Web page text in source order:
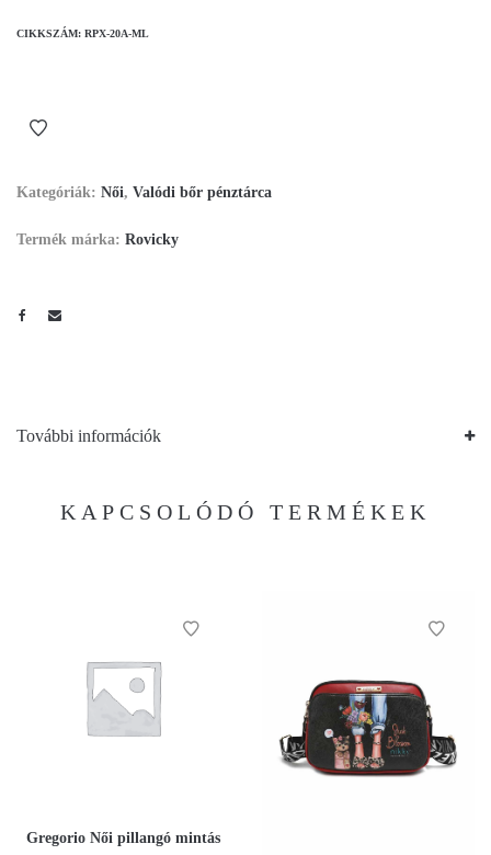
CIKKSZÁM: RPX-20A-ML
Kategóriák: Női, Valódi bőr pénztárca
Termék márka: Rovicky
További információk
KAPCSOLÓDÓ TERMÉKEK
Gregorio Női pillangó mintás